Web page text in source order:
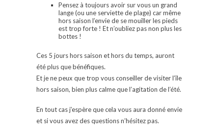
Pensez à toujours avoir sur vous un grand
lange (ou une serviette de plage) car même
hors saison l’envie de se mouiller les pieds
est trop forte ! Et n’oubliez pas non plus les
bottes !
Ces 5 jours hors saison et hors du temps, auront
été plus que bénéfiques.
Et je ne peux que trop vous conseiller de visiter l’île
hors saison, bien plus calme que l’agitation de l’été.
En tout cas j’espère que cela vous aura donné envie
et si vous avez des questions n’hésitez pas.